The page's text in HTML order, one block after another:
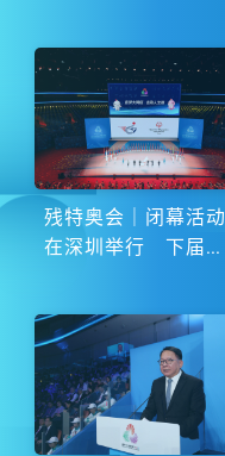
残特奥会｜闭幕活动
在深圳举行 下届由